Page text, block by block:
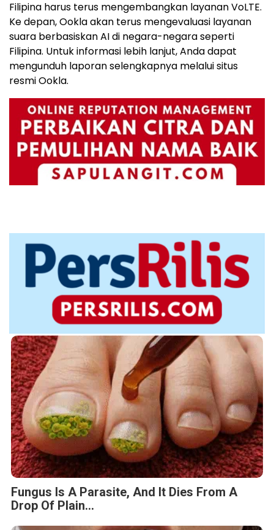
Filipina harus terus mengembangkan layanan VoLTE.
Ke depan, Ookla akan terus mengevaluasi layanan
suara berbasiskan AI di negara-negara seperti
Filipina. Untuk informasi lebih lanjut, Anda dapat
mengunduh laporan selengkapnya melalui situs
resmi Ookla.
Fungus Is A Parasite, And It Dies From A
Drop Of Plain...